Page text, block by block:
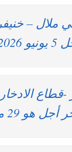
ملال –
قطاع
ماي 2026